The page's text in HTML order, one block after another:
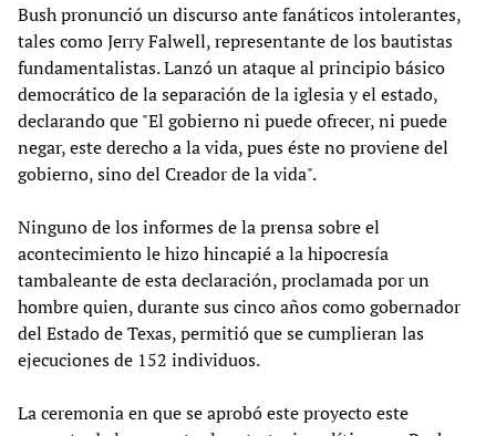
Bush pronunció un discurso ante fanáticos intolerantes,
tales como Jerry Falwell, representante de los bautistas
fundamentalistas. Lanzó un ataque al principio básico
democrático de la separación de la iglesia y el estado,
declarando que "El gobierno ni puede ofrecer, ni puede
negar, este derecho a la vida, pues éste no proviene del
gobierno, sino del Creador de la vida".
Ninguno de los informes de la prensa sobre el
acontecimiento le hizo hincapié a la hipocresía
tambaleante de esta declaración, proclamada por un
hombre quien, durante sus cinco años como gobernador
del Estado de Texas, permitió que se cumplieran las
ejecuciones de 152 individuos.
La ceremonia en que se aprobó este proyecto este